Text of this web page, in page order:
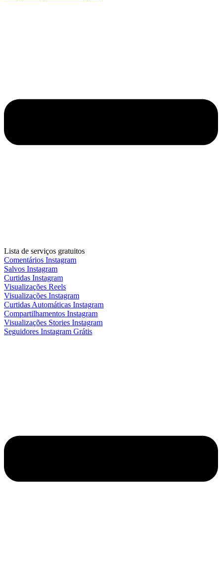
Lista de serviços gratuitos
Comentários Instagram
Salvos Instagram
Curtidas Instagram
Visualizações Reels
Visualizações Instagram
Curtidas Automáticas Instagram
Compartilhamentos Instagram
Visualizações Stories Instagram
Seguidores Instagram Grátis